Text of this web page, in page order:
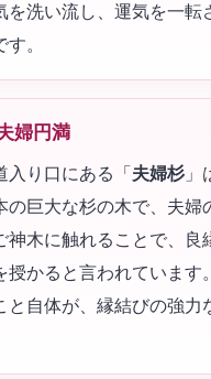
を洗い流し、運気を一転
。
婦円満
入り口にある「 夫婦杉 」
の巨大な杉の木で、夫婦
神木に触れることで、良
授かると言われています
と自体が、縁結びの強力